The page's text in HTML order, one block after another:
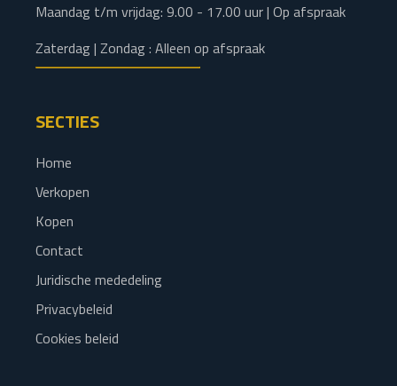
Maandag t/m vrijdag: 9.00 - 17.00 uur | Op afspraak
Zaterdag | Zondag : Alleen op afspraak
SECTIES
Home
Verkopen
Kopen
Contact
Juridische mededeling
Privacybeleid
Cookies beleid